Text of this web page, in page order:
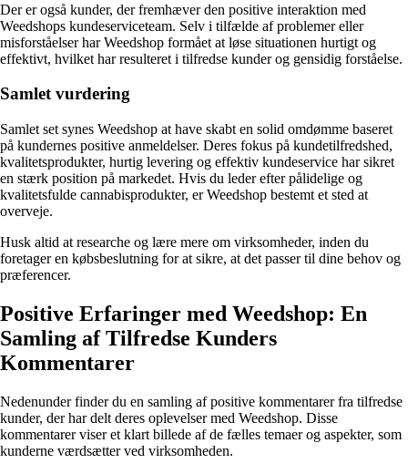
Der er også kunder, der fremhæver den positive interaktion med
Weedshops kundeserviceteam. Selv i tilfælde af problemer eller
misforståelser har Weedshop formået at løse situationen hurtigt og
effektivt, hvilket har resulteret i tilfredse kunder og gensidig forståelse.
Samlet vurdering
Samlet set synes Weedshop at have skabt en solid omdømme baseret
på kundernes positive anmeldelser. Deres fokus på kundetilfredshed,
kvalitetsprodukter, hurtig levering og effektiv kundeservice har sikret
en stærk position på markedet. Hvis du leder efter pålidelige og
kvalitetsfulde cannabisprodukter, er Weedshop bestemt et sted at
overveje.
Husk altid at researche og lære mere om virksomheder, inden du
foretager en købsbeslutning for at sikre, at det passer til dine behov og
præferencer.
Positive Erfaringer med Weedshop: En
Samling af Tilfredse Kunders
Kommentarer
Nedenunder finder du en samling af positive kommentarer fra tilfredse
kunder, der har delt deres oplevelser med Weedshop. Disse
kommentarer viser et klart billede af de fælles temaer og aspekter, som
kunderne værdsætter ved virksomheden.